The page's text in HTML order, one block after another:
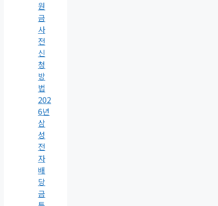
원
금
사
전
신
청
방
법
202
6년
삼
성
전
자
배
당
금